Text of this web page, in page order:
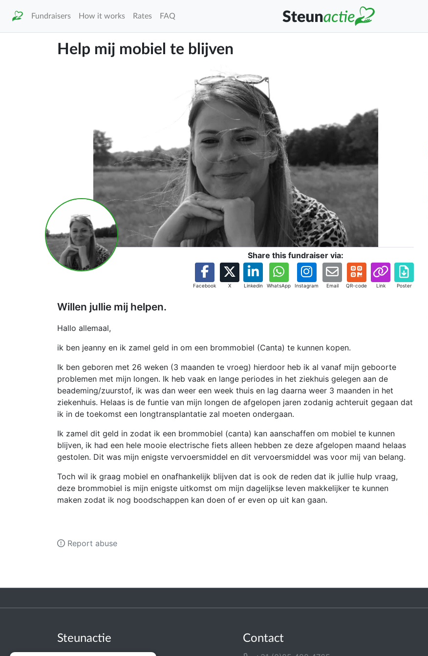
Fundraisers How it works Rates FAQ
Help mij mobiel te blijven
Share this fundraiser via:
Facebook X Linkedin WhatsApp Instagram Email QR-code Link Poster
Willen jullie mij helpen.
Hallo allemaal,
ik ben jeanny en ik zamel geld in om een brommobiel (Canta) te kunnen kopen.
Ik ben geboren met 26 weken (3 maanden te vroeg) hierdoor heb ik al vanaf mijn geboorte
problemen met mijn longen. Ik heb vaak en lange periodes in het ziekhuis gelegen aan de
beademing/zuurstof, ik was dan weer een week thuis en lag daarna weer 3 maanden in het
ziekenhuis. Helaas is de funtie van mijn longen de afgelopen jaren zodanig achteruit gegaan dat
ik in de toekomst een longtransplantatie zal moeten ondergaan.
Ik zamel dit geld in zodat ik een brommobiel (canta) kan aanschaffen om mobiel te kunnen
blijven, ik had een hele mooie electrische fiets alleen hebben ze deze afgelopen maand helaas
gestolen. Dit was mijn enigste vervoersmiddel en dit vervoersmiddel was voor mij van belang.
Toch wil ik graag mobiel en onafhankelijk blijven dat is ook de reden dat ik jullie hulp vraag,
deze brommobiel is mijn enigste uitkomst om mijn dagelijkse leven makkelijker te kunnen
maken zodat ik nog boodschappen kan doen of er even op uit kan gaan.
Report abuse
Steunactie Contact